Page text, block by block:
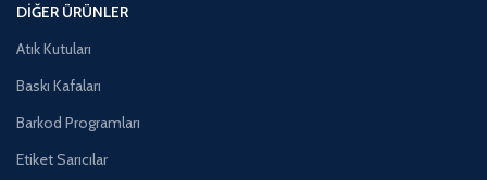
DIĞER ÜRÜNLER
Atık Kutuları
Baskı Kafaları
Barkod Programları
Etiket Sarıcılar